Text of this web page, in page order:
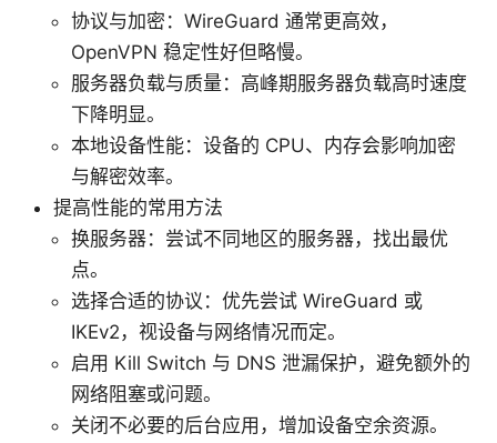
协议与加密：WireGuard 通常更高效，
OpenVPN 稳定性好但略慢。
服务器负载与质量：高峰期服务器负载高时速度
下降明显。
本地设备性能：设备的 CPU、内存会影响加密
与解密效率。
提高性能的常用方法
换服务器：尝试不同地区的服务器，找出最优
点。
选择合适的协议：优先尝试 WireGuard 或
IKEv2，视设备与网络情况而定。
启用 Kill Switch 与 DNS 泄漏保护，避免额外的
网络阻塞或问题。
关闭不必要的后台应用，增加设备空余资源。